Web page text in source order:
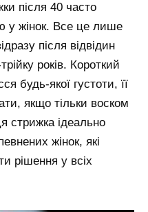
після 40 часто
у жінок. Все це лише
після відвідин
років. Короткий
будь-якої густоти, її
якщо тільки воском
стрижка ідеально
жінок, які
рішення у всіх